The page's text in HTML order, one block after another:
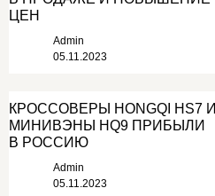
ЦЕН
Admin
05.11.2023
КРОССОВЕРЫ HONGQI HS7 И
МИНИВЭНЫ HQ9 ПРИБЫЛИ
В РОССИЮ
Admin
05.11.2023